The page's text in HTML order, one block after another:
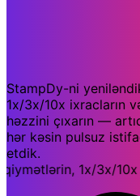
StampDy-ni
1x/3x/10x ixracların
həzzini çıxarın —
hər kəsin pulsuz
etdik.
1x/3x/10x